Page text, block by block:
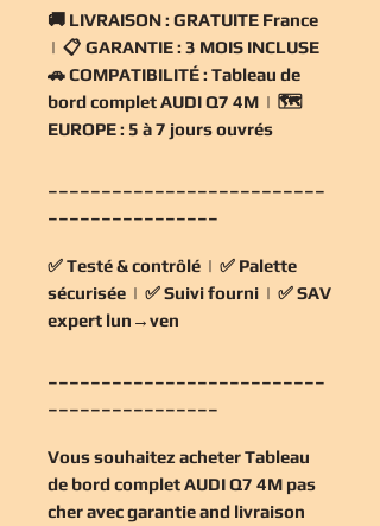
🚚 LIVRAISON : GRATUITE France
| 📋 GARANTIE : 3 MOIS INCLUSE
🚗COMPATIBILITÉ : Tableau de
bord complet AUDI Q7 4M | 🗺️
EUROPE : 5 à 7 jours ouvrés
✅Testé & contrôlé | ✅ Palette
sécurisée | ✅Suivi fourni | ✅SAV
expert lun→ven
Vous souhaitez acheter Tableau
de bord complet AUDI Q7 4M pas
cheravec garantie and livraison